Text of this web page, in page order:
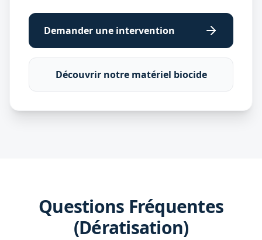
Demander une intervention
Découvrir notre matériel biocide
Questions Fréquentes
(Dératisation)